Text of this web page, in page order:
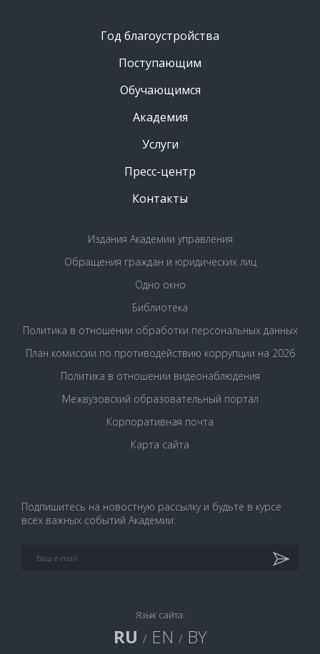
Год благоустройства
Поступающим
Обучающимся
Академия
Услуги
Пресс-центр
Контакты
Издания Академии управления
Обращения граждан и юридических лиц
Одно окно
Библиотека
Политика в отношении обработки персональных данных
План комиссии по противодействию коррупции на 2026
Политика в отношении видеонаблюдения
Межвузовский образовательный портал
Корпоративная почта
Карта сайта
Подпишитесь на новостную рассылку и будьте в курсе
всех важных событий Академии:
Язык сайта:
RU / EN / BY